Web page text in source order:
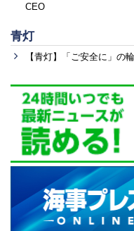
CEO
青灯
【青灯】「ご安全に」の輪